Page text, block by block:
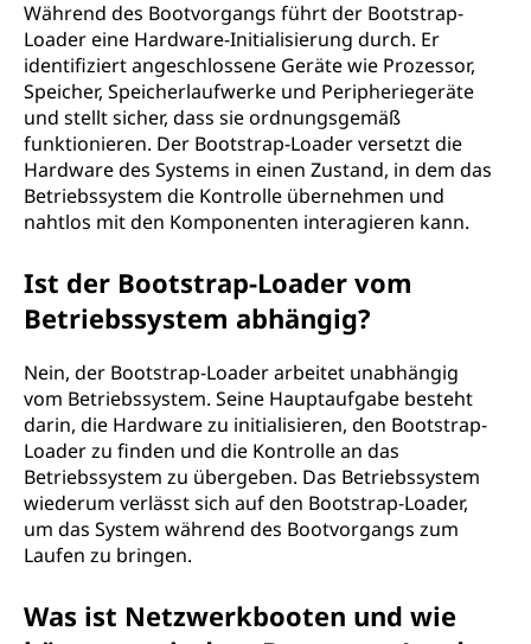
Während des Bootvorgangs führt der Bootstrap-
Loader eine Hardware-Initialisierung durch. Er
identifiziert angeschlossene Geräte wie Prozessor,
Speicher, Speicherlaufwerke und Peripheriegeräte
und stellt sicher, dass sie ordnungsgemäß
funktionieren. Der Bootstrap-Loader versetzt die
Hardware des Systems in einen Zustand, in dem das
Betriebssystem die Kontrolle übernehmen und
nahtlos mit den Komponenten interagieren kann.
Ist der Bootstrap-Loader vom
Betriebssystem abhängig?
Nein, der Bootstrap-Loader arbeitet unabhängig
vom Betriebssystem. Seine Hauptaufgabe besteht
darin, die Hardware zu initialisieren, den Bootstrap-
Loader zu finden und die Kontrolle an das
Betriebssystem zu übergeben. Das Betriebssystem
wiederum verlässt sich auf den Bootstrap-Loader,
um das System während des Bootvorgangs zum
Laufen zu bringen.
Was ist Netzwerkbooten und wie